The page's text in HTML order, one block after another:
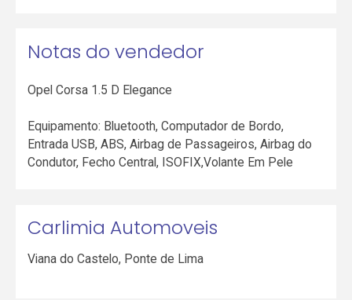
Notas do vendedor
Opel Corsa 1.5 D Elegance
Equipamento: Bluetooth, Computador de Bordo,
Entrada USB, ABS, Airbag de Passageiros, Airbag do
Condutor, Fecho Central, ISOFIX,Volante Em Pele
Carlimia Automoveis
Viana do Castelo, Ponte de Lima